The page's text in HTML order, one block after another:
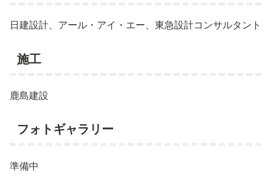
日建設計、アール・アイ・エー、東急設計コンサルタント
施工
鹿島建設
フォトギャラリー
準備中